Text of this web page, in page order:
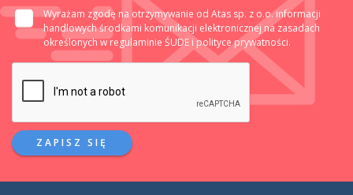
Wyrażam zgodę na otrzymywanie od Atas sp. z o.o. informacji
handlowych środkami komunikacji elektronicznej na zasadach
określonych wregulaminie ŚUDE i polityce prywatności.
ZAPISZ SIĘ